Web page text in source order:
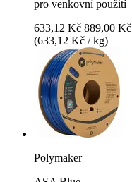
pro venkovní použití
633,12 Kč 889,00 Kč
(633,12 Kč / kg)
Polymaker